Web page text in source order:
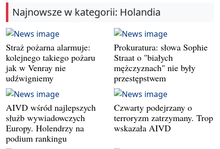
Najnowsze w kategorii: Holandia
Straż pożarna alarmuje:
kolejnego takiego pożaru
jak w Venray nie
udźwigniemy
Prokuratura: słowa Sophie
Straat o "białych
mężczyznach" nie były
przestępstwem
AIVD wśród najlepszych
służb wywiadowczych
Europy. Holendrzy na
podium rankingu
Czwarty podejrzany o
terroryzm zatrzymany. Trop
wskazała AIVD